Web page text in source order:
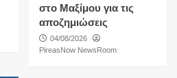
στο Μαξίμου για τις
αποζημιώσεις
04/08/2026
PireasNow NewsRoom